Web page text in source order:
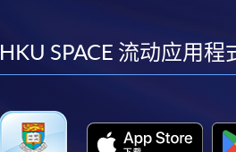
facebook
HKU SPACE 流动应用程